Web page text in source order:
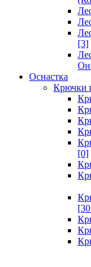
[3]
Оснастка
Крючки
[0]